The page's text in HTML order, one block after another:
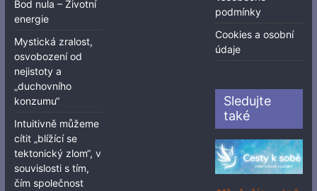
Bod nula – Životní
energie
Mystická zralost,
osvobození od
nejistoty a
„duchovního
konzumu“
Intuitivně můžeme
cítit „blížící se
tektonický zlom“, v
souvislosti s tím,
čím společnost
podmínky
Cookies a osobní
údaje
Sledujte
také